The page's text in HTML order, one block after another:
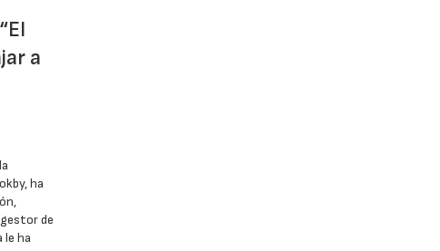
a
ha
de
le ha